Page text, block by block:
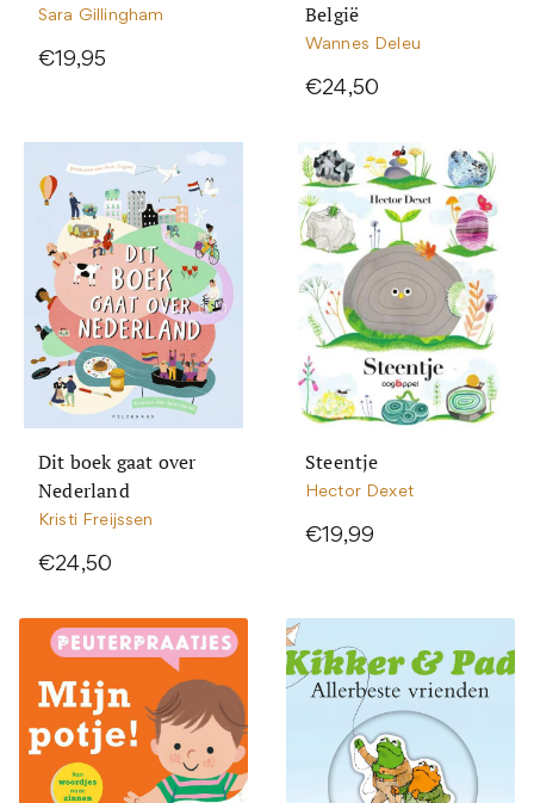
Sara Gillingham
€19,95
België
Wannes Deleu
€24,50
Dit boek gaat over
Nederland
Kristi Freijssen
€24,50
Steentje
Hector Dexet
€19,99